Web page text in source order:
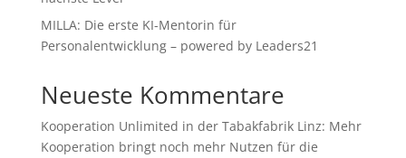
MILLA: Die erste KI-Mentorin für
Personalentwicklung – powered by Leaders21
Neueste Kommentare
Kooperation Unlimited in der Tabakfabrik Linz: Mehr
Kooperation bringt noch mehr Nutzen für die